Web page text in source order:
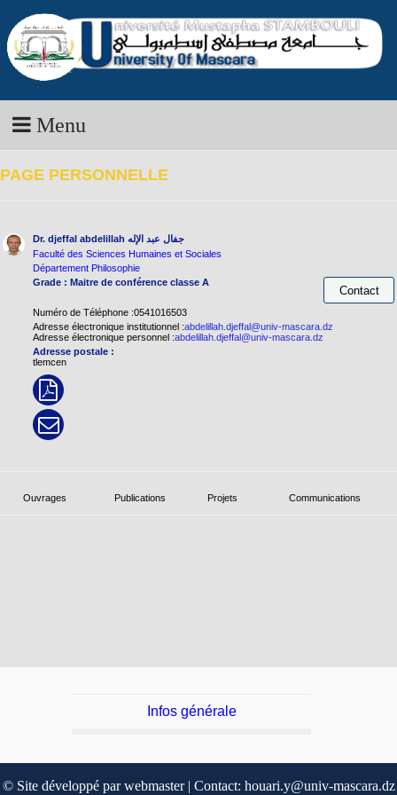
Menu
PAGE PERSONNELLE
Dr. djeffal abdelillah جفال عبد الإله
Faculté des Sciences Humaines et Sociales
Département Philosophie
Grade : Maitre de conférence classe A
Numéro de Téléphone :0541016503
Adresse électronique institutionnel :abdelillah.djeffal@univ-mascara.dz
Adresse électronique personnel :abdelillah.djeffal@univ-mascara.dz
Adresse postale :
tlemcen
Ouvrages Publications Projets Communications
Infos générale
© Site développé par webmaster | Contact: houari.y@univ-mascara.dz